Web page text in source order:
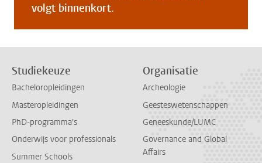
volgt binnenkort.
Studiekeuze
Bacheloropleidingen
Masteropleidingen
PhD-programma's
Onderwijs voor professionals
Summer Schools
Organisatie
Archeologie
Geesteswetenschappen
Geneeskunde/LUMC
Governance and Global
Affairs